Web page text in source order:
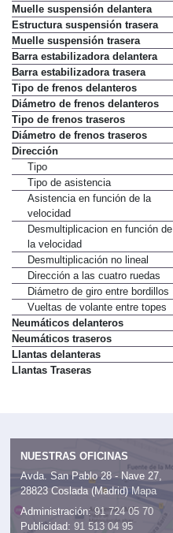
Muelle suspensión delantera
Estructura suspensión trasera
Muelle suspensión trasera
Barra estabilizadora delantera
Barra estabilizadora trasera
Tipo de frenos delanteros
Diámetro de frenos delanteros
Tipo de frenos traseros
Diámetro de frenos traseros
Dirección
Tipo
Tipo de asistencia
Asistencia en función de la
velocidad
Desmultiplicacion en función de
la velocidad
Desmultiplicación no lineal
Dirección a las cuatro ruedas
Diámetro de giro entre bordillos
Vueltas de volante entre topes
Neumáticos delanteros
Neumáticos traseros
Llantas delanteras
Llantas Traseras
NUESTRAS OFICINAS
Avda. San Pablo 28 - Nave 27,
28823 Coslada (Madrid) Mapa
Administración: 91 724 05 70
Publicidad: 91 513 04 95